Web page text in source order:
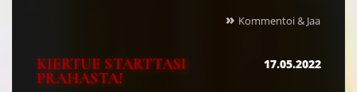
» Kommentoi & Jaa
KIERTUE STARTTASI
PRAHASTA!
17.05.2022